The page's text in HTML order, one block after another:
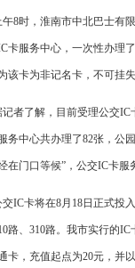
8时，淮南市中北巴士有限
卡服务中心，一次性办理
该卡为非记名卡，不可挂
者了解，目前受理公交IC
务中心共办理了82张，公
在门口等候”，公交IC卡
IC卡将在8月18日正式投入
路、310路。我市实行的
卡，充值起点为20元，并